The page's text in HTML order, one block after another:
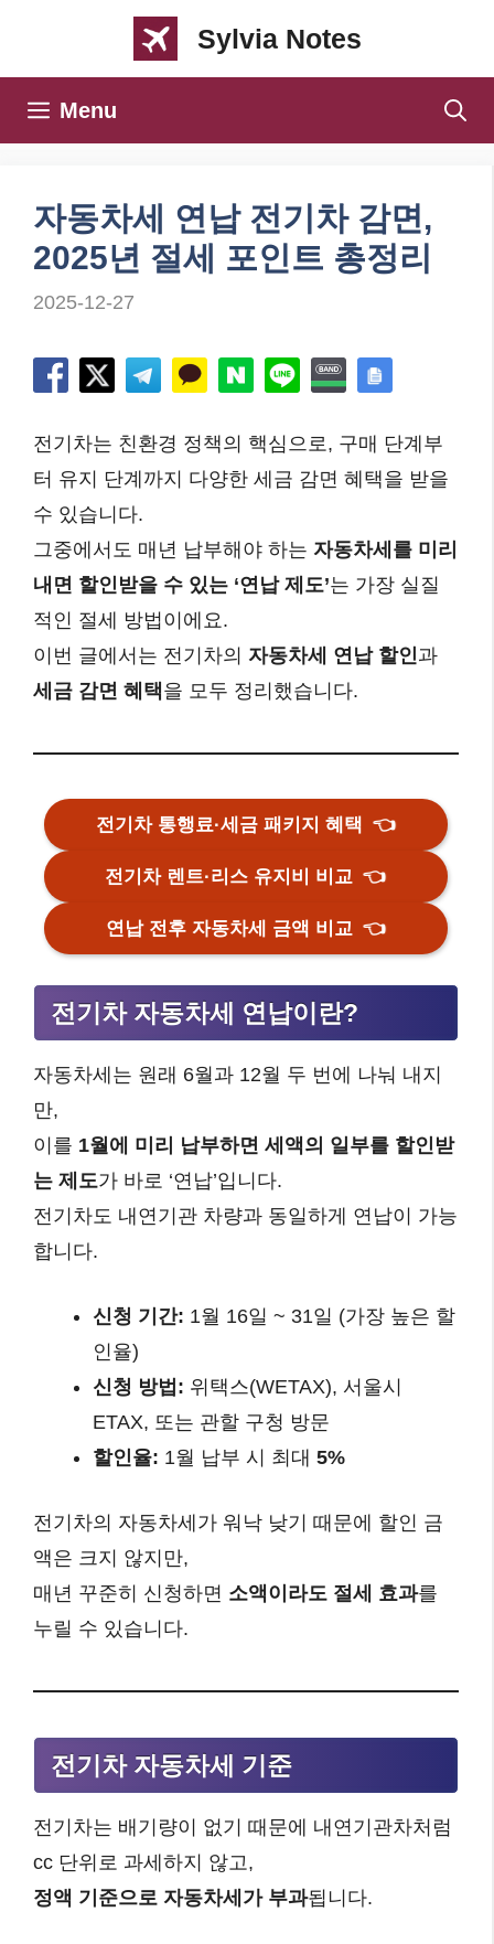
Sylvia Notes
Menu
자동차세 연납 전기차 감면,
2025년 절세 포인트 총정리
2025-12-27
전기차는 친환경 정책의 핵심으로, 구매 단계부
터 유지 단계까지 다양한 세금 감면 혜택을 받을
수 있습니다.
그중에서도 매년 납부해야 하는 자동차세를 미리
내면 할인받을 수 있는 ‘연납 제도’는 가장 실질
적인 절세 방법이에요.
이번 글에서는 전기차의 자동차세 연납 할인과
세금 감면 혜택을 모두 정리했습니다.
전기차 통행료·세금 패키지 혜택👈
전기차 렌트·리스 유지비 비교👈
연납 전후 자동차세 금액 비교👈
전기차 자동차세 연납이란?
자동차세는 원래 6월과 12월 두 번에 나눠 내지
만,
이를 1월에 미리 납부하면 세액의 일부를 할인받
는 제도가 바로 ‘연납’입니다.
전기차도 내연기관 차량과 동일하게 연납이 가능
합니다.
신청 기간: 1월 16일 ~ 31일 (가장 높은 할
인율)
신청 방법: 위택스(WETAX), 서울시
ETAX, 또는 관할 구청 방문
할인율: 1월 납부 시 최대 5%
전기차의 자동차세가 워낙 낮기 때문에 할인 금
액은 크지 않지만,
매년 꾸준히 신청하면 소액이라도 절세 효과를
누릴 수 있습니다.
전기차 자동차세 기준
전기차는 배기량이 없기 때문에 내연기관차처럼
cc 단위로 과세하지 않고,
정액 기준으로 자동차세가 부과됩니다.